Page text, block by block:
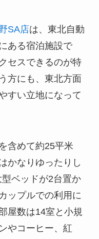
SA店は、東北自動
ある宿泊施設で
セスできるのが特
方にも、東北方面
すい立地になって
含めて約25平米
かなりゆったりし
ベッドが2台置か
ップルでの利用に
屋数は14室と小規
やコーヒー、紅